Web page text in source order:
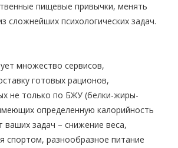
пищевые привычки, менять
сложнейших психологических задач.
множество сервисов,
готовых рационов,
не только по БЖУ (белки-жиры-
определенную калорийность
ваших задач – снижение веса,
спортом, разнообразное питание